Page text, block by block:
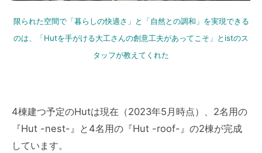
限られた空間で「暮らしの快適さ」と「自然との調和」を実現できる
のは、「Hutを手がける大工さんの創意工夫があってこそ」とistのス
タッフが教えてくれた
4棟建つ予定のHutは現在（2023年5月時点）、2名用の
『Hut -nest-』と4名用の『Hut -roof-』の2棟が完成
しています。